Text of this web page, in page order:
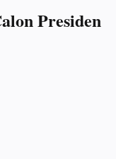
Presiden